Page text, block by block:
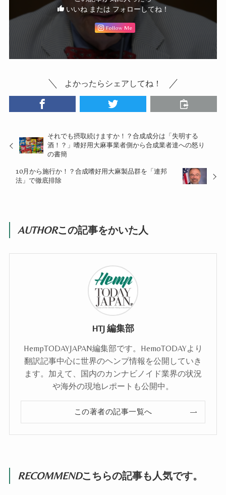
いいね または フォローしてね！
Follow Me
よかったらシェアしてね！
それでも摂取続けますか！？合成成分は「失明する
酒！？」嗜好用大麻事業者側から合成業者達への怒り
の書簡
10月から施行か！？合成嗜好用大麻製品群を「連邦
法」で徹底排除
AUTHORこの記事をかいた人
HTJ 編集部
HempTODAYJAPAN編集部です。HemoTODAYより
翻訳記事中心に世界のヘンプ情報を公開していき
ます。加えて、国内のカンナビノイド業界の状況
や海外の現地レポートも公開中。
この著者の記事一覧へ
RECOMMENDこちらの記事も人気です。